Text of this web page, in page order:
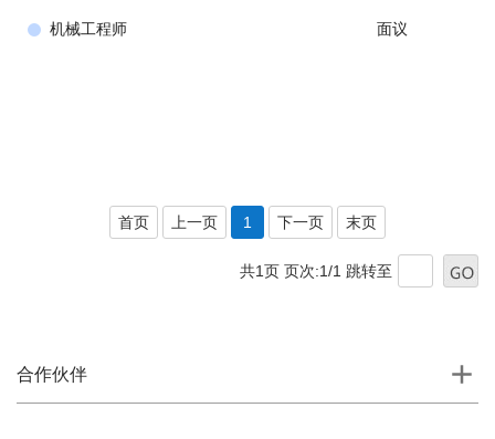
机械工程师 面议
首页 上一页 1 下一页 末页
共1页 页次:1/1 跳转至
合作伙伴